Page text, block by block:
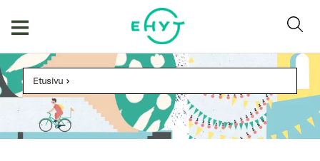
Etusivu >